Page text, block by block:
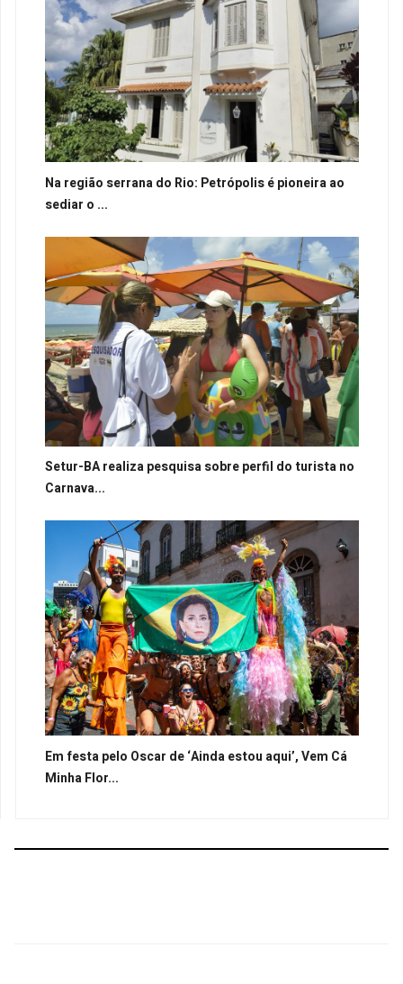
Na região serrana do Rio: Petrópolis é pioneira ao
sediar o ...
Setur-BA realiza pesquisa sobre perfil do turista no
Carnava...
Em festa pelo Oscar de ‘Ainda estou aqui’, Vem Cá
Minha Flor...